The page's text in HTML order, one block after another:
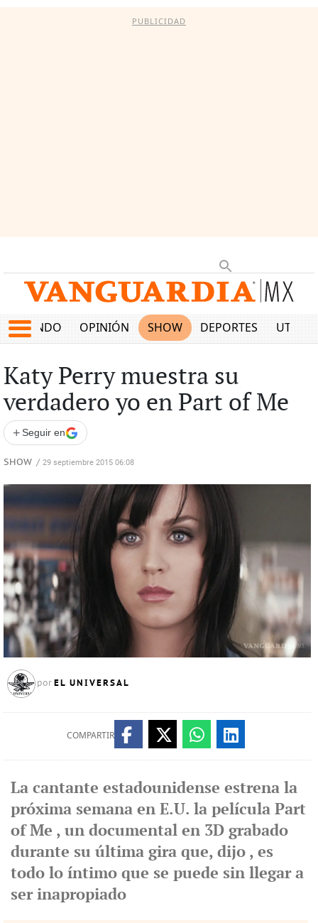
PUBLICIDAD
MUNDO OPINIÓN SHOW DEPORTES
Katy Perry muestra su
verdadero yo en Part of Me
+ Seguir en
SHOW / 29 septiembre 2015 06:08
por EL UNIVERSAL
COMPARTIR
La cantante estadounidense estrena la
próxima semana en E.U. la película Part
of Me , un documental en 3D grabado
durante su última gira que, dijo , es
todo lo íntimo que se puede sin llegar a
ser inapropiado